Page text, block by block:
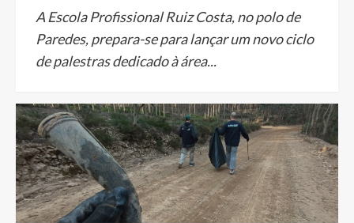
A Escola Profissional Ruiz Costa, no polo de
Paredes, prepara-se para lançar um novo ciclo
de palestras dedicado à área...